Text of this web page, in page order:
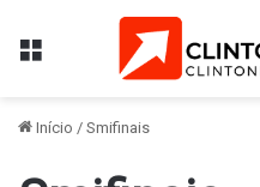
Menu
Início / Smifinais